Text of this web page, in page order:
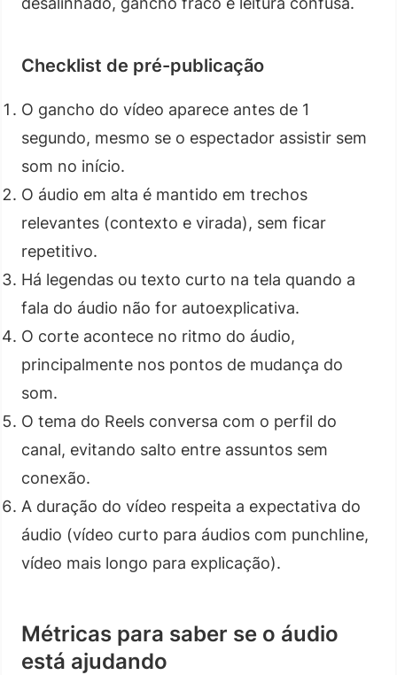
Checklist de pré-publicação
O gancho do vídeo aparece antes de 1
segundo, mesmo se o espectador assistir sem
som no início.
O áudio em alta é mantido em trechos
relevantes (contexto e virada), sem ficar
repetitivo.
Há legendas ou texto curto na tela quando a
fala do áudio não for autoexplicativa.
O corte acontece no ritmo do áudio,
principalmente nos pontos de mudança do
som.
O tema do Reels conversa com o perfil do
canal, evitando salto entre assuntos sem
conexão.
A duração do vídeo respeita a expectativa do
áudio (vídeo curto para áudios com punchline,
vídeo mais longo para explicação).
Métricas para saber se o áudio
está ajudando